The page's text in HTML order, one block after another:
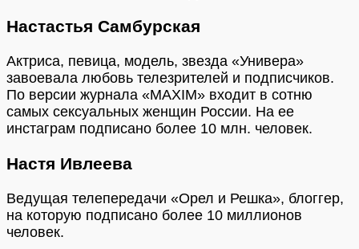
Настастья Самбурская
Актриса, певица, модель, звезда «Универа»
завоевала любовь телезрителей и подписчиков.
По версии журнала «MAXIM» входит в сотню
самых сексуальных женщин России. На ее
инстаграм подписано более 10 млн. человек.
Настя Ивлеева
Ведущая телепередачи «Орел и Решка», блоггер,
на которую подписано более 10 миллионов
человек.